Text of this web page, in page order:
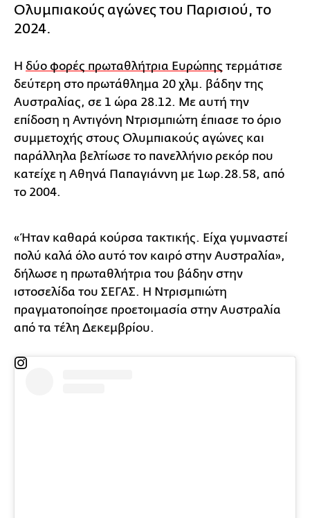
Ολυμπιακούς αγώνες του Παρισιού, το
2024.
Η δύο φορές πρωταθλήτρια Ευρώπης τερμάτισε
δεύτερη στο πρωτάθλημα 20 χλμ. βάδην της
Αυστραλίας, σε 1 ώρα 28.12. Με αυτή την
επίδοση η Αντιγόνη Ντρισμπιώτη έπιασε το όριο
συμμετοχής στους Ολυμπιακούς αγώνες και
παράλληλα βελτίωσε το πανελλήνιο ρεκόρ που
κατείχε η Αθηνά Παπαγιάννη με 1ωρ.28.58, από
το 2004.
«Ήταν καθαρά κούρσα τακτικής. Είχα γυμναστεί
πολύ καλά όλο αυτό τον καιρό στην Αυστραλία»,
δήλωσε η πρωταθλήτρια του βάδην στην
ιστοσελίδα του ΣΕΓΑΣ. Η Ντρισμπιώτη
πραγματοποίησε προετοιμασία στην Αυστραλία
από τα τέλη Δεκεμβρίου.